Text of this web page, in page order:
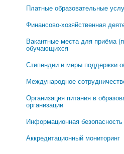
Платные образовательные
Финансово-хозяйственная
Вакантные места для приёма
обучающихся
Стипендии и меры поддержки
Международное
Организация питания в
организации
Информационная безопасность
Аккредитационный мониторинг